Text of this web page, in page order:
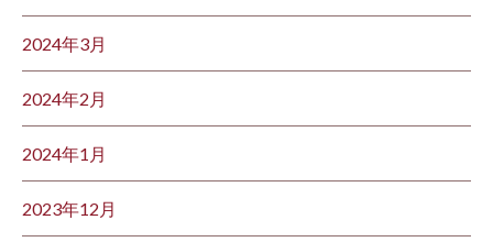
2024年3月
2024年2月
2024年1月
2023年12月